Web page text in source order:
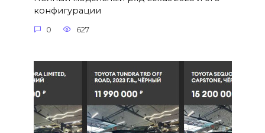
конфигурации
0 627